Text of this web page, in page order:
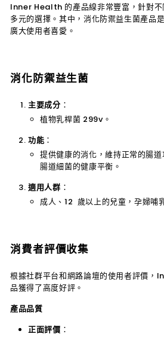
Inner Health 的產品線非常豐富，針對
多元的選擇。其中，消化防禦益生菌產品
廣大使用者喜愛。
消化防禦益生菌
主要成分 ：
植物乳桿菌 299v。
功能 ：
提供健康的消化，維持正常的腸
腸道細菌的健康平衡。
適用人群 ：
成人、12 歲以上的兒童，孕婦哺
消費者評價收集
根據社群平台和網路論壇的使用者評價，
品獲得了高度好評。
產品品質
正面評價 ：